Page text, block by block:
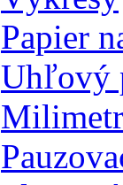
Papier
Uhľový